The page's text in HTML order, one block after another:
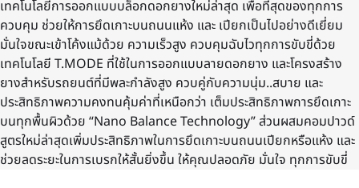
เทคโนโลยีการออกแบบบล็อกดอกยางใหม่ล่าสุด เพื่อที่สุดของทุกการ
ควบคุม ช่วยให้การยึดเกาะบนถนนแห้ง และ เปียกเป็นไปอย่างดีเยี่ยม
มั่นใจขณะเข้าโค้งแม้ด้วย ความเร็วสูง ควบคุมฉับไวทุกการขับขี่ด้วย
เทคโนโลยี T.MODE ที่ใช้ในการออกแบบลายดอกยาง และโครงสร้าง
ยางสำหรับรถยนต์ที่มีพละกำลังสูง ควบคู่กับความนุ่ม..สบาย และ
ประสิทธิภาพความคงทนคุ้มค่าที่เหนือกว่า เต็มประสิทธิภาพการยึดเกาะ
บนทุกพื้นผิวด้วย “Nano Balance Technology” ส่วนผสมคอมปาวด์
สูตรใหม่ล่าสุดเพิ่มประสิทธิภาพในการยึดเกาะบนถนนเปียกหรือแห้ง และ
ช่วยลดระยะในการเบรกให้สั้นยิ่งขึ้น ให้คุณปลอดภัย มั่นใจ ทุกการขับขี่